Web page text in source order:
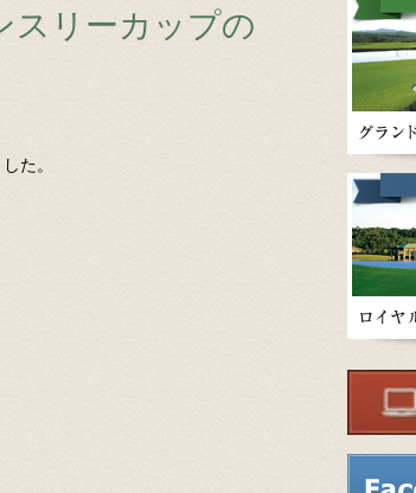
スリーカップの
た。